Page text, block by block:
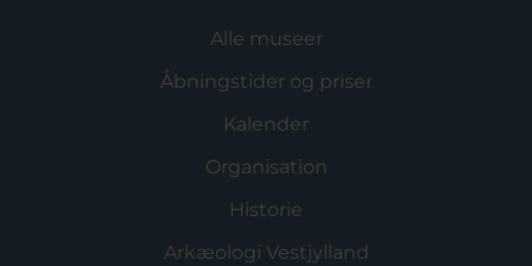
Alle museer
Åbningstider og priser
Kalender
Organisation
Historie
Arkæologi Vestjylland